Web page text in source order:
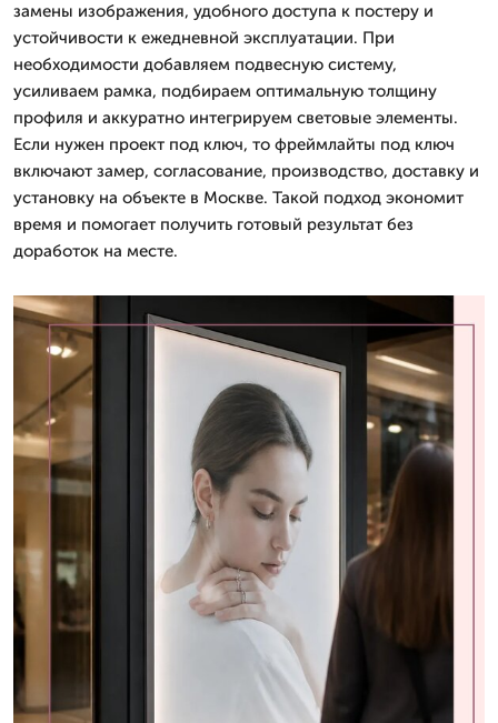
замены изображения, удобного доступа к постеру и
устойчивости к ежедневной эксплуатации. При
необходимости добавляем подвесную систему,
усиливаем рамка, подбираем оптимальную толщину
профиля и аккуратно интегрируем световые элементы.
Если нужен проект под ключ, то фреймлайты под ключ
включают замер, согласование, производство, доставку и
установку на объекте в Москве. Такой подход экономит
время и помогает получить готовый результат без
доработок на месте.